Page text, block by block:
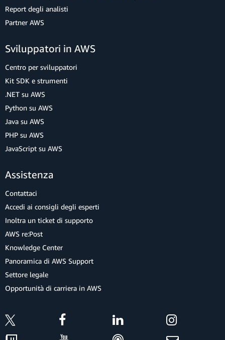
Report degli analisti
Partner AWS
Sviluppatori in AWS
Centro per sviluppatori
Kit SDK e strumenti
.NET su AWS
Python su AWS
Java su AWS
PHP su AWS
JavaScript su AWS
Assistenza
Contattaci
Accedi ai consigli degli esperti
Inoltra un ticket di supporto
AWS re:Post
Knowledge Center
Panoramica di AWS Support
Settore legale
Opportunità di carriera in AWS